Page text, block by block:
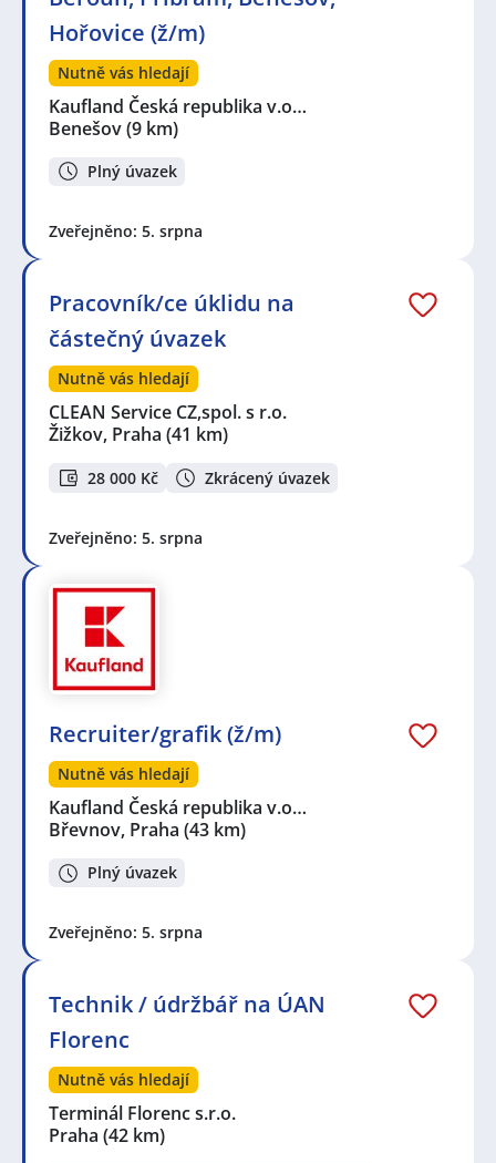
Hořovice (ž/m)
Nutně vás hledají
Kaufland Česká republika v.o…
Benešov(9 km)
Plný úvazek
Zveřejněno: 5. srpna
Pracovník/ce úklidu na
částečný úvazek
Nutně vás hledají
CLEAN Service CZ,spol. s r.o.
Žižkov, Praha (41 km)
28 000 Kč Zkrácený úvazek
Zveřejněno: 5. srpna
Recruiter/grafik (ž/m)
Nutně vás hledají
Kaufland Česká republika v.o…
Břevnov, Praha (43 km)
Plný úvazek
Zveřejněno: 5. srpna
Technik / údržbář na ÚAN
Florenc
Nutně vás hledají
Terminál Florenc s.r.o.
Praha (42 km)